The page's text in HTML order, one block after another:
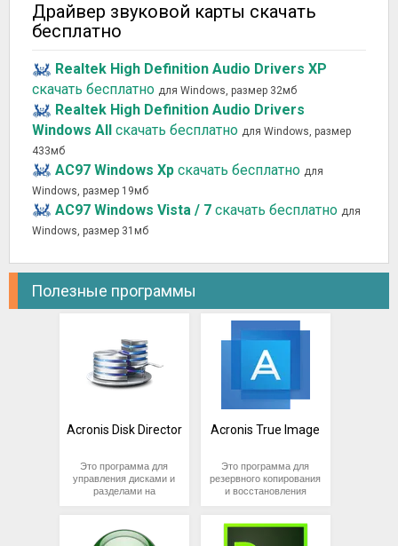
Драйвер звуковой карты скачать
бесплатно
Realtek High Definition Audio Drivers XP
скачать бесплатно для Windows, размер 32мб
Realtek High Definition Audio Drivers
Windows All скачать бесплатно для Windows, размер
433мб
AC97 Windows Xp скачать бесплатно для
Windows, размер 19мб
AC97 Windows Vista / 7 скачать бесплатно для
Windows, размер 31мб
Полезные программы
Acronis Disk Director
Это программа для
управления дисками и
разделами на
компанией Acronis. Она
позволяет
Acronis True Image
Это программа для
резервного копирования
и восстановления
позволяет
пользователям